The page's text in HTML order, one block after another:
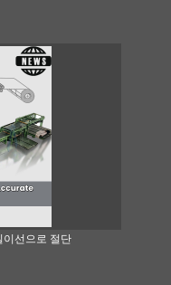
이선으로 절단